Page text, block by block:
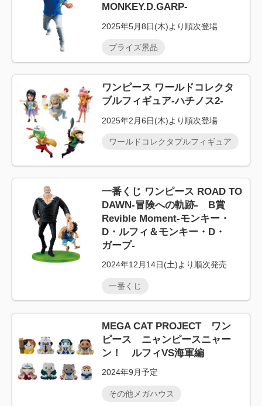
MONKEY.D.GARP-
2025年5月8日(木)より順次登場
プライズ景品
ワンピース ワールドコレクタ
ブルフィギュア-ハチノス2-
2025年2月6日(木)より順次登場
ワールドコレクタブルフィギュア
一番くじ ワンピース ROAD TO
DAWN-冒険への軌跡- B賞
Revible Moment-モンキー・
D・ルフィ＆モンキー・D・
ガープ-
2024年12月14日(土)より順次発売
一番くじ
MEGA CAT PROJECT ワン
ピース ニャンピースニャー
ン！ ルフィVS海軍編
2024年9月予定
その他メガハウス